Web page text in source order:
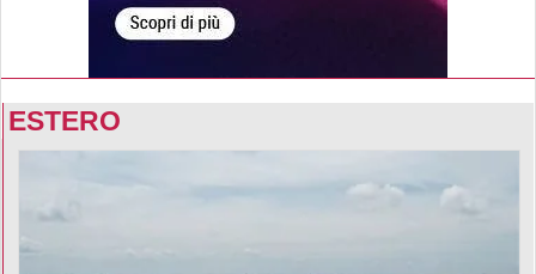
ESTERO